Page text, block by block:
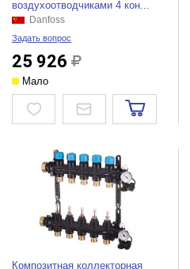
воздухоотводчиками 4 кон...
Danfoss
Задать вопрос
25 926
Мало
Композитная коллекторная